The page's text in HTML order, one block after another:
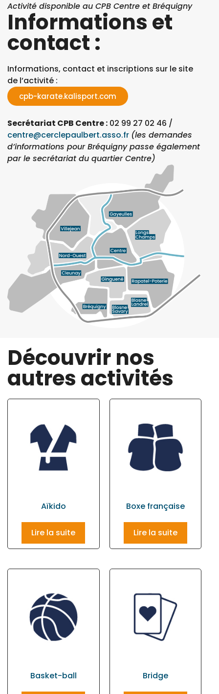
Activité disponible au CPB Centre et Bréquigny
Informations et
contact :
Informations, contact et inscriptions sur le site
de l’activité :
cpb-karate.kalisport.com
Secrétariat CPB Centre : 02 99 27 02 46 /
centre@cerclepaulbert.asso.fr (les demandes
d’informations pour Bréquigny passe également
par le secrétariat du quartier Centre)
Découvrir nos
autres activités
Aïkido
Lire la suite
Boxe française
Lire la suite
Basket-ball Bridge